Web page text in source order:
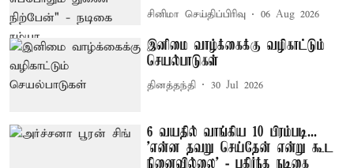
சினிமா செய்திப்பிரிவு 06 Aug 2026
இனிமை வாழ்க்கைக்கு வழிகாட்டும்
செயல்பாடுகள்
தினத்தந்தி 30 Jul 2026
6 வயதில் வாங்கிய 10 பிரம்படி...
'என்ன தவறு செய்தேன் என்று கூட
நினைவில்லை' - பகிர்ந்த நடிகை